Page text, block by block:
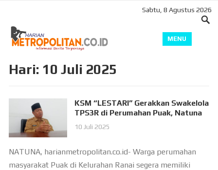
Sabtu, 8 Agustus 2026
MENU
Hari: 10 Juli 2025
KSM “LESTARI” Gerakkan Swakelola
TPS3R di Perumahan Puak, Natuna
10 Juli 2025
NATUNA, harianmetropolitan.co.id- Warga perumahan
masyarakat Puak di Kelurahan Ranai segera memiliki